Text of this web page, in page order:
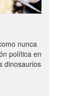
nunca
política en
dinosaurios